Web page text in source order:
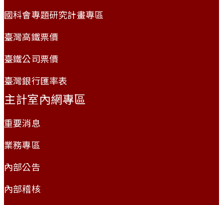
國科會專題研究計畫專區
臺灣高鐵票價
臺鐵公司票價
臺灣銀行匯率表
主計室內網專區
重要消息
業務專區
內部公告
內部稽核